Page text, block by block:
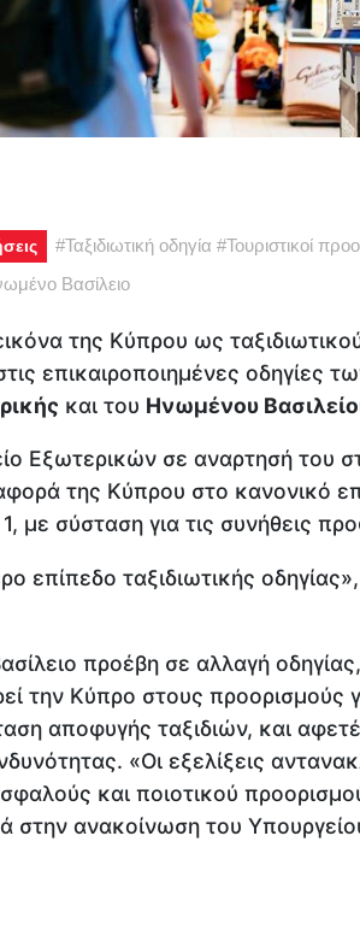
#Ταξιδιωτική οδηγία #Τουριστικοί
Βασίλειο
της Κύπρου ως
επικαιροποιημένες οδηγίες
και του Ηνωμένου
Εξωτερικών σε αναρτησή του
της Κύπρου στο κανονικό
με σύσταση για τις συνήθεις
επίπεδο ταξιδιωτικής οδηγίας»,
προέβη σε αλλαγή
την Κύπρο στους προορισμούς
αποφυγής ταξιδιών, και
«Οι εξελίξεις
και ποιοτικού
στην ανακοίνωση του